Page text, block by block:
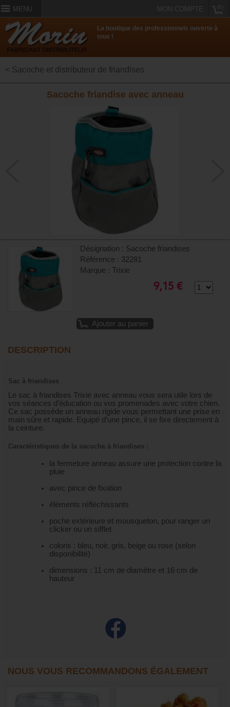
MENU MON COMPTE
La boutique des professionnels ouverte à
tous !
< Sacoche et distributeur de friandises
Sacoche friandise avec anneau
Désignation : Sacoche friandises
Référence : 32281
Marque : Trixie
9,15 €
Ajouter au panier
DESCRIPTION
Sac à friandises
Le sac à friandises Trixie avec anneau vous sera utile lors de
vos séances d’éducation ou vos promenades avec votre chien.
Ce sac possède un anneau rigide vous permettant une prise en
main sûre et rapide. Equipé d’une pince, il se fixe directement à
la ceinture.
Caractéristiques de la sacoche à friandises :
la fermeture anneau assure une protection contre la
pluie
avec pince de fixation
éléments réfléchissants
poche extérieure et mousqueton, pour ranger un
clicker ou un sifflet
coloris : bleu, noir, gris, beige ou rose (selon
disponibilité)
dimensions : 11 cm de diamètre et 16 cm de
hauteur
NOUS VOUS RECOMMANDONS ÉGALEMENT